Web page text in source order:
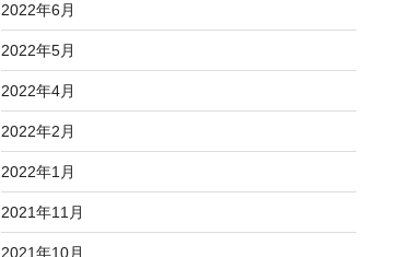
2022年6月
2022年5月
2022年4月
2022年2月
2022年1月
2021年11月
2021年10月